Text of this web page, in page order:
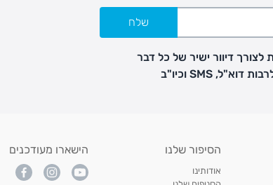
שלח
דיוור ישיר של כל דבר
הסיפור שלנו
אודותינו
הישארו מעודכנים